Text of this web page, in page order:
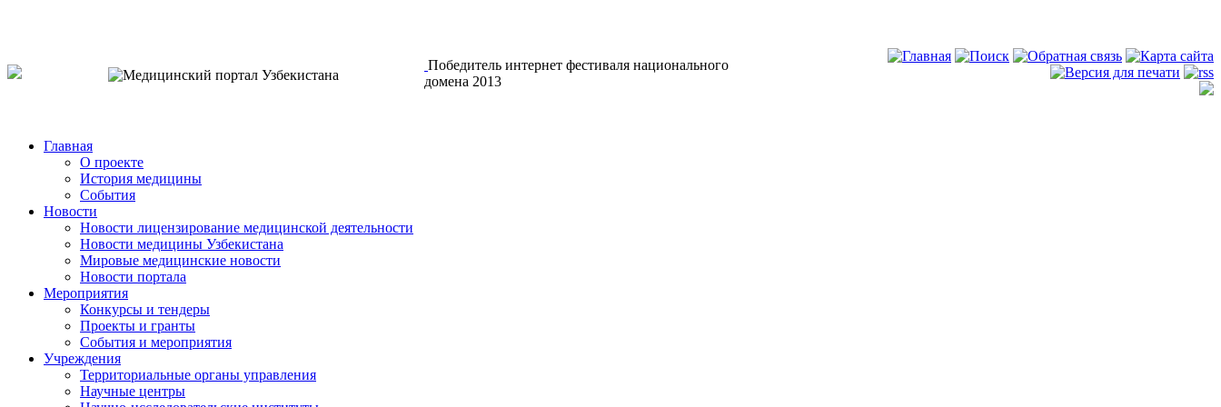
Победитель интернет фестиваля национального
домена 2013
Главная
О проекте
История медицины
События
Новости
Новости лицензирование медицинской деятельности
Новости медицины Узбекистана
Мировые медицинские новости
Новости портала
Мероприятия
Конкурсы и тендеры
Проекты и гранты
События и мероприятия
Учреждения
Территориальные органы управления
Научные центры